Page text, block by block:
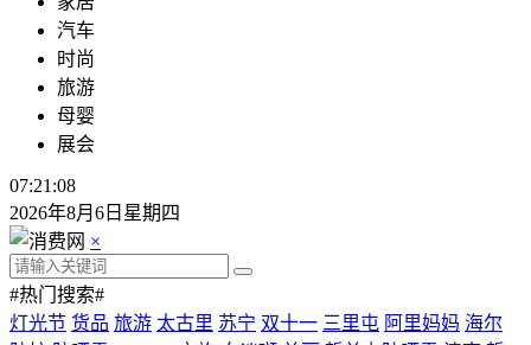
汽车
时尚
旅游
母婴
展会
07:21:09
2026年8月6日星期四
×
#热门搜索#
灯光节 货品 旅游 太古里 苏宁 双十一 三里屯 阿里妈妈 海尔